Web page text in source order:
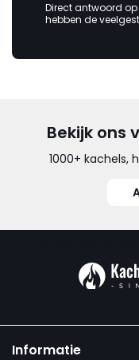
Direct antwoord
hebben de
Bekijk ons
1000+ kachels,
Informatie